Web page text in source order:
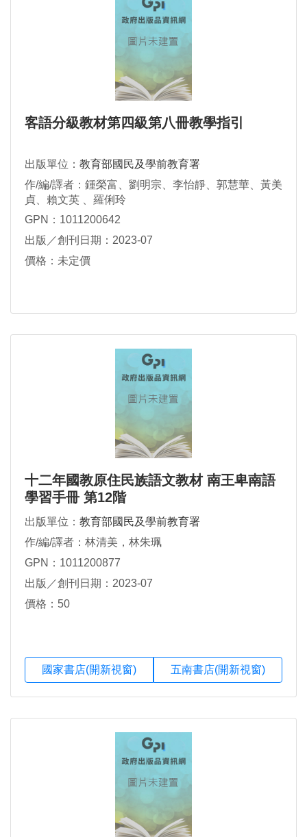
客語分級教材第四級第八冊教學指引
出版單位： 教育部國民及學前教育署
作/編/譯者：鍾榮富、劉明宗、李怡靜、郭慧華、黃美
貞、賴文英 、羅俐玲
GPN：1011200642
出版／創刊日期：2023-07
價格：未定價
十二年國教原住民族語文教材 南王卑南語
學習手冊 第12階
出版單位： 教育部國民及學前教育署
作/編/譯者：林清美，林朱珮
GPN：1011200877
出版／創刊日期：2023-07
價格：50
國家書店(開新視窗) 五南書店(開新視窗)